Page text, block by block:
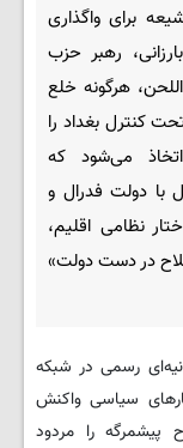
برای واگذاری
رهبر حزب
هرگونه خلع
کنترل بغداد را
می‌شود که
با دولت فدرال و
نظامی اقلیم،
در دست دولت»
رسمی در شبکه
سیاسی واکنش
پیشمرگه را مردود